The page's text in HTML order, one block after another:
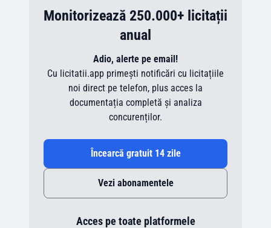
Monitorizează 250.000+ licitații
anual
Adio, alerte pe email!
Cu licitatii.app primești notificări cu licitațiile
noi direct pe telefon, plus acces la
documentația completă și analiza
concurenților.
Încearcă gratuit 14 zile
Vezi abonamentele
Acces pe toate platformele